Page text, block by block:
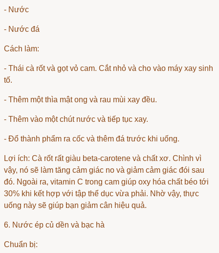
- Nước
- Nước đá
Cách làm:
- Thái cà rốt và gọt vỏ cam. Cắt nhỏ và cho vào máy xay sinh
tố.
- Thêm một thìa mật ong và rau mùi xay đều.
- Thêm vào một chút nước và tiếp tục xay.
- Đổ thành phẩm ra cốc và thêm đá trước khi uống.
Lợi ích: Cà rốt rất giàu beta-carotene và chất xơ. Chình vì
vậy, nó sẽ làm tăng cảm giác no và giảm cảm giác đói sau
đó. Ngoài ra, vitamin C trong cam giúp oxy hóa chất béo tới
30% khi kết hợp với tập thể dục vừa phải. Nhờ vậy, thực
uống này sẽ giúp bạn giảm cân hiệu quả.
6. Nước ép củ dền và bạc hà
Chuẩn bị: